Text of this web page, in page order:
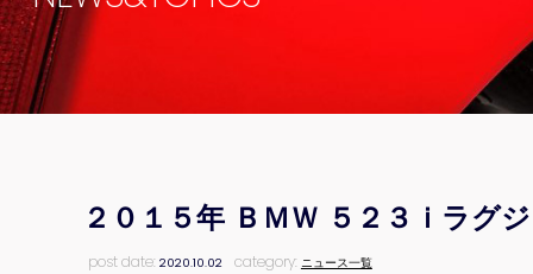
２０１５年 ＢＭＷ ５２３ｉラ
post date:2020.10.02 category: ニュース一覧